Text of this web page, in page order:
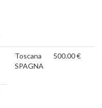
Toscana
SPAGNA
500.00 €